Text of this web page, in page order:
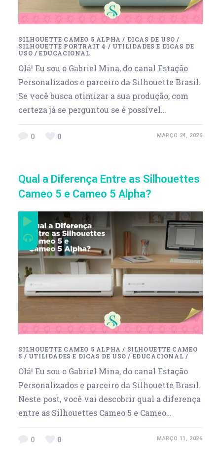
SILHOUETTE CAMEO 5 ALPHA / DICAS DE USO /
SILHOUETTE PORTRAIT 4 / UTILIDADES E DICAS DE
USO /EDUCACIONAL
Olá! Eu sou o Gabriel Mina, do canal Estação
Personalizados e parceiro da Silhouette Brasil.
Se você busca otimizar a sua produção, com
certeza já se perguntou se é possível…
0 0 MARÇO 24, 2026
Qual a Diferença Entre as Silhouettes
Cameo 5 e Cameo 5 Alpha?
SILHOUETTE CAMEO 5 ALPHA / SILHOUETTE CAMEO
5 / UTILIDADES E DICAS DE USO / EDUCACIONAL /
Olá! Eu sou o Gabriel Mina, do canal Estação
Personalizados e parceiro da Silhouette Brasil.
Neste post, você vai descobrir qual a diferença
entre as Silhouettes Cameo 5 e Cameo…
0 0 MARÇO 11, 2026